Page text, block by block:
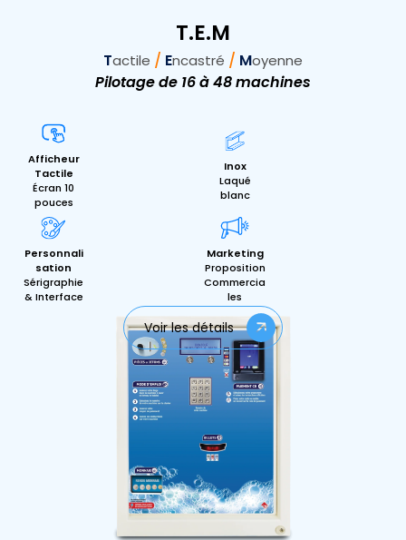
T.E.M
Tactile / Encastré / Moyenne
Pilotage de 16 à 48 machines
Afficheur
Tactile
Écran 10
pouces
Inox
Laqué
blanc
Personnali
sation
Sérigraphie
& Interface
Marketing
Proposition
Commercia
les
Voir les détails